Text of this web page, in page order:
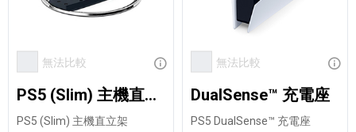
無法比較 顯示資訊
PS5 (Slim) 主機直立架
PS5 (Slim) 主機直立架
無法比較 顯示
DualSense™ 充電座
PS5 DualSense™ 充電座